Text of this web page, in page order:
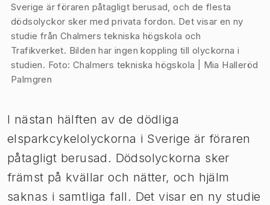
Sverige är föraren påtagligt berusad, och de flesta
dödsolyckor sker med privata fordon. Det visar en ny
studie från Chalmers tekniska högskola och
Trafikverket. Bilden har ingen koppling till olyckorna i
studien. Foto: Chalmers tekniska högskola | Mia Halleröd
Palmgren
I nästan hälften av de dödliga
elsparkcykelolyckorna i Sverige är föraren
påtagligt berusad. Dödsolyckorna sker
främst på kvällar och nätter, och hjälm
saknas i samtliga fall. Det visar en ny studie